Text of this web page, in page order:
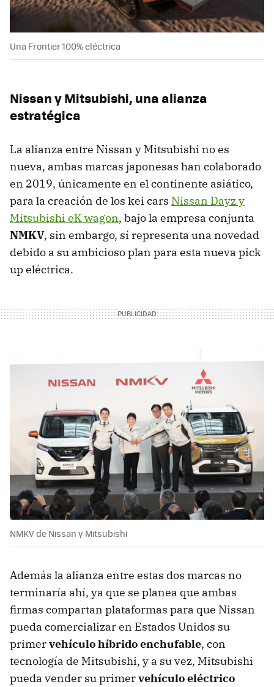
Una Frontier 100% eléctrica
Nissan y Mitsubishi, una alianza
estratégica
La alianza entre Nissan y Mitsubishi no es
nueva, ambas marcas japonesas han colaborado
en 2019, únicamente en el continente asiático,
para la creación de los kei cars Nissan Dayz y
Mitsubishi eK wagon, bajo la empresa conjunta
NMKV, sin embargo, sí representa una novedad
debido a su ambicioso plan para esta nueva pick
up eléctrica.
NMKV de Nissan y Mitsubishi
Además la alianza entre estas dos marcas no
terminaría ahí, ya que se planea que ambas
firmas compartan plataformas para que Nissan
pueda comercializar en Estados Unidos su
primervehículo híbrido enchufable, con
tecnología de Mitsubishi, y a su vez, Mitsubishi
pueda vender su primervehículo eléctrico